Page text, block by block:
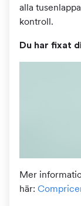
alla
kontroll.
Du har fixat
Mer
här: